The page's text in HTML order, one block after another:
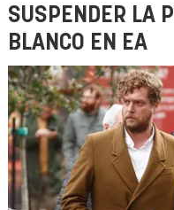
SUSPENDER LA
BLANCO EN EA